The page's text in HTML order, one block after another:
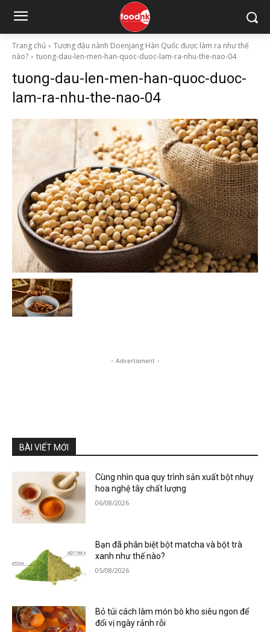
Trang chủ
Tương đậu nành Doenjang Hàn Quốc được làm ra như thế
nào?
tuong-dau-len-men-han-quoc-duoc-lam-ra-nhu-the-nao-04
tuong-dau-len-men-han-quoc-duoc-
lam-ra-nhu-the-nao-04
- Advertisment -
BÀI VIẾT MỚI
Cùng nhìn qua quy trình sản xuất bột nhụy
hoa nghệ tây chất lượng
06/08/2026
Bạn đã phân biệt bột matcha và bột trà
xanh như thế nào?
05/08/2026
Bỏ túi cách làm món bò kho siêu ngon để
đổi vị ngày rảnh rỗi